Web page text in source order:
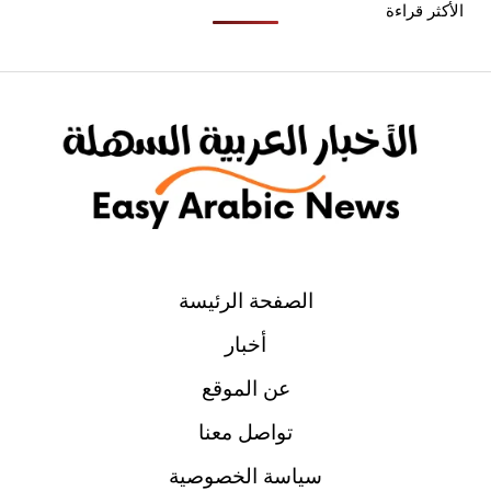
الأكثر قراءة
الصفحة الرئيسة
أخبار
عن الموقع
تواصل معنا
سياسة الخصوصية